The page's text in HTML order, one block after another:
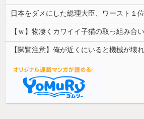
【ｗ】物凄くカワイイ子猫の取っ組み合い
【閲覧注意】俺が近くにいると機械が壊